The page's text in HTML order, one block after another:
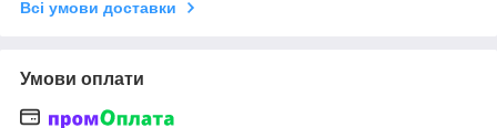
Всі умови доставки
Умови оплати